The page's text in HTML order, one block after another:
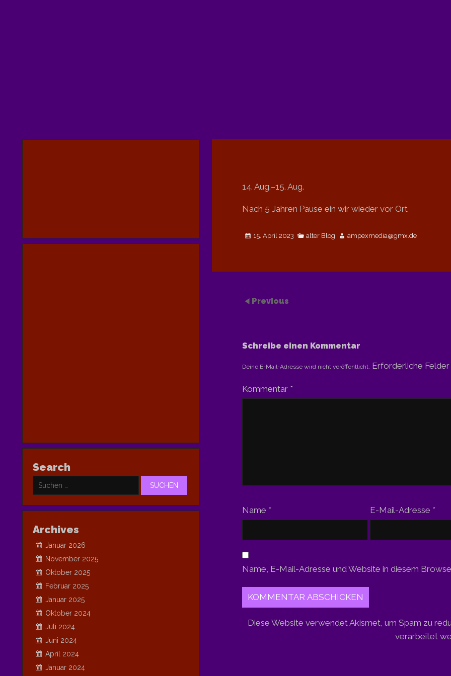
14. Aug.–15. Aug.
Nach 5 Jahren Pause ein wir wieder vor Ort
15. April 2023 alter Blog ampexmedia@gmx.de
Previous
Schreibe einen Kommentar
Deine E-Mail-Adresse wird nicht veröffentlicht. Erforderliche Felder
Kommentar *
Name * E-Mail-Adresse *
Name, E-Mail-Adresse und Website in diesem
Diese Website verwendet Akismet, um Spam zu
verarbeitet
Search
nach:
Archives
Januar 2026
November 2025
Oktober 2025
Februar 2025
Januar 2025
Oktober 2024
Juli 2024
Juni 2024
April 2024
Januar 2024